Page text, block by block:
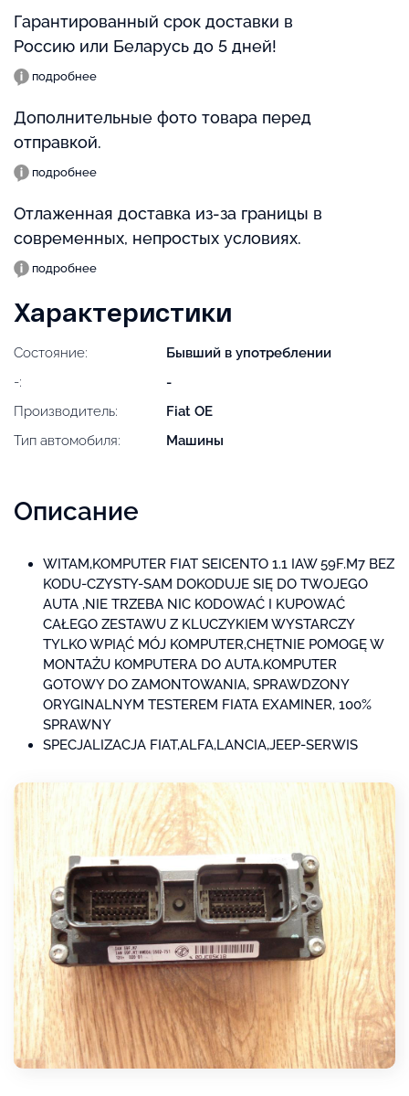
Гарантированный срок доставки в
Россию или Беларусь до 5 дней!
подробнее
Дополнительные фото товара перед
отправкой.
подробнее
Отлаженная доставка из-за границы в
современных, непростых условиях.
подробнее
Характеристики
Состояние:
Бывший в употреблении
-:
-
Производитель:
Fiat OE
Тип автомобиля:
Машины
Описание
WITAM,KOMPUTER FIAT SEICENTO 1.1 IAW 59F.M7 BEZ
KODU-CZYSTY-SAM DOKODUJE SIĘ DO TWOJEGO
AUTA ,NIE TRZEBA NIC KODOWAĆ I KUPOWAĆ
CAŁEGO ZESTAWU Z KLUCZYKIEM WYSTARCZY
TYLKO WPIĄĆ MÓJ KOMPUTER,CHĘTNIE POMOGĘ W
MONTAŻU KOMPUTERA DO AUTA.KOMPUTER
GOTOWY DO ZAMONTOWANIA, SPRAWDZONY
ORYGINALNYM TESTEREM FIATA EXAMINER, 100%
SPRAWNY
SPECJALIZACJA FIAT,ALFA,LANCIA,JEEP-SERWIS